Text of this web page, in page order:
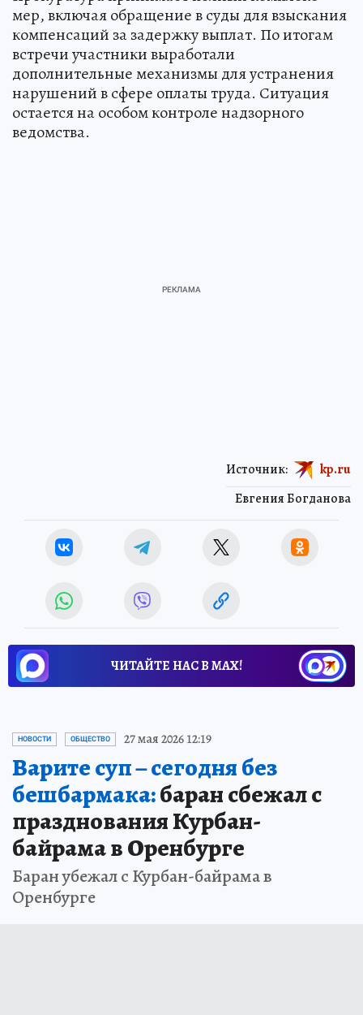
мер, включая обращение в суды для взыскания
компенсаций за задержку выплат. По итогам
встречи участники выработали
дополнительные механизмы для устранения
нарушений в сфере оплаты труда. Ситуация
остается на особом контроле надзорного
ведомства.
Евгения Богданова
Источник: kp.ru
ЧИТАЙТЕ НАС В МАХ!
НОВОСТИ ОБЩЕСТВО 27 мая 2026 12:19
Варите суп – сегодня без
бешбармака:баран сбежал с
празднования Курбан-
байрама в Оренбурге
Баран убежал с Курбан-байрама в
Оренбурге